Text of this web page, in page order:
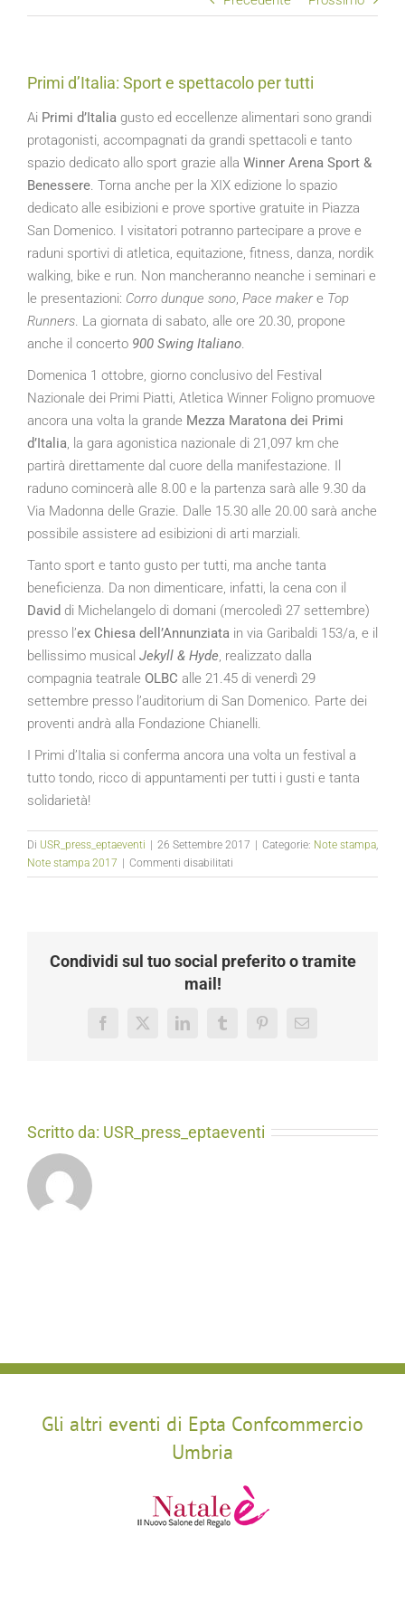
Primi d’Italia: Sport e spettacolo per tutti
Ai Primi d’Italia gusto ed eccellenze alimentari sono grandi
protagonisti, accompagnati da grandi spettacoli e tanto
spazio dedicato allo sport grazie alla Winner Arena Sport &
Benessere. Torna anche per la XIX edizione lo spazio
dedicato alle esibizioni e prove sportive gratuite in Piazza
San Domenico. I visitatori potranno partecipare a prove e
raduni sportivi di atletica, equitazione, fitness, danza, nordik
walking, bike e run. Non mancheranno neanche i seminari e
le presentazioni: Corro dunque sono, Pace makere Top
Runners. La giornata di sabato, alle ore 20.30, propone
anche il concerto 900 Swing Italiano.
Domenica 1 ottobre, giorno conclusivo del Festival
Nazionale dei Primi Piatti, Atletica Winner Foligno promuove
ancora una volta la grande Mezza Maratona dei Primi
d’Italia, la gara agonistica nazionale di 21,097 km che
partirà direttamente dal cuore della manifestazione. Il
raduno comincerà alle 8.00 e la partenza sarà alle 9.30 da
Via Madonna delle Grazie. Dalle 15.30 alle 20.00 sarà anche
possibile assistere ad esibizioni di arti marziali.
Tanto sport e tanto gusto per tutti, ma anche tanta
beneficienza. Da non dimenticare, infatti, la cena con il
David di Michelangelo di domani (mercoledì 27 settembre)
presso l’ex Chiesa dell’Annunziata in via Garibaldi 153/a, e il
bellissimo musical Jekyll & Hyde, realizzato dalla
compagnia teatrale OLBC alle 21.45 di venerdì 29
settembre presso l’auditorium di San Domenico. Parte dei
proventi andrà alla Fondazione Chianelli.
I Primi d’Italia si conferma ancora una volta un festival a
tutto tondo, ricco di appuntamenti per tutti i gusti e tanta
solidarietà!
Di USR_press_eptaeventi | 26 Settembre 2017 | Categorie: Note stampa,
Note stampa 2017 | Commenti disabilitati
Primi
spettacolo
per
Condividi sul tuo social preferito o tramite
mail!
Facebook
X LinkedInTumblrPinterestEmail
Scritto da: USR_press_eptaeventi
Gli altri eventi di Epta Confcommercio
Umbria